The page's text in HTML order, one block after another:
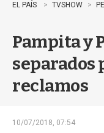
EL PAÍS TVSHOW
Pampita y
separados
reclamos
10/07/2018, 07:54